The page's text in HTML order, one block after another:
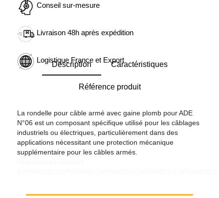
Conseil sur-mesure
Livraison 48h après expédition
Logistique France et Export
Description Caractéristiques
Référence produit
La rondelle pour câble armé avec gaine plomb pour ADE
N°06 est un composant spécifique utilisé pour les câblages
industriels ou électriques, particulièrement dans des
applications nécessitant une protection mécanique
supplémentaire pour les câbles armés.